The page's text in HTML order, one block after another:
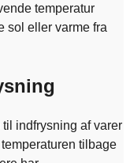
temperatur
sol eller varme fra
indfrysning af varer
tilbage